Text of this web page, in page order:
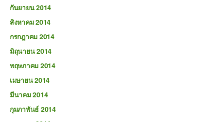
กันยายน 2014
สิงหาคม 2014
กรกฎาคม 2014
มิถุนายน 2014
พฤษภาคม 2014
เมษายน 2014
มีนาคม 2014
กุมภาพันธ์ 2014